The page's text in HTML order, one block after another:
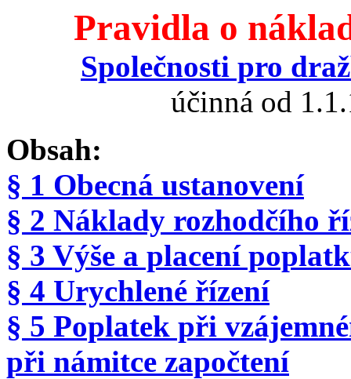
Pravidla o
Společnosti pro
účinná od
Obsah:
§ 1 Obecná ustanovení
§ 2 Náklady rozhodčího
§ 3 Výše a placení
§ 4 Urychlené řízení
§ 5 Poplatek při
při námitce započtení